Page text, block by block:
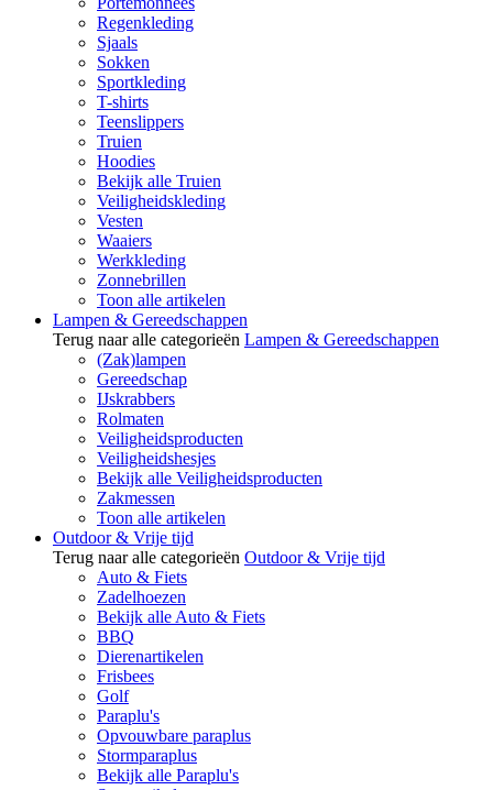
Regenkleding
Sjaals
Sokken
Sportkleding
T-shirts
Teenslippers
Truien
Hoodies
Bekijk alle Truien
Veiligheidskleding
Vesten
Waaiers
Werkkleding
Zonnebrillen
Toon alle artikelen
Lampen & Gereedschappen
Terug naar alle categorieën Lampen & Gereedschappen
(Zak)lampen
Gereedschap
IJskrabbers
Rolmaten
Veiligheidsproducten
Veiligheidshesjes
Bekijk alle Veiligheidsproducten
Zakmessen
Toon alle artikelen
Outdoor & Vrije tijd
Terug naar alle categorieën Outdoor & Vrije tijd
Auto & Fiets
Zadelhoezen
Bekijk alle Auto & Fiets
BBQ
Dierenartikelen
Frisbees
Golf
Paraplu's
Opvouwbare paraplus
Stormparaplus
Bekijk alle Paraplu's